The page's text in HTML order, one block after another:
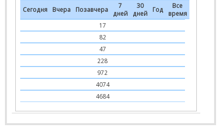
Сегодня Вчера Позавчера
7
дней
30
дней
Год
Все
время
17
82
47
228
972
4074
4684